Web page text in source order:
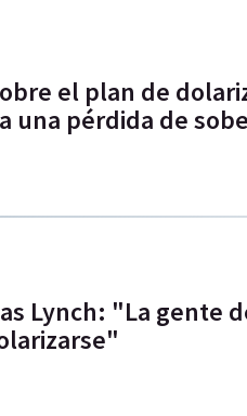
el plan de
una pérdida de
Lynch: "La gente